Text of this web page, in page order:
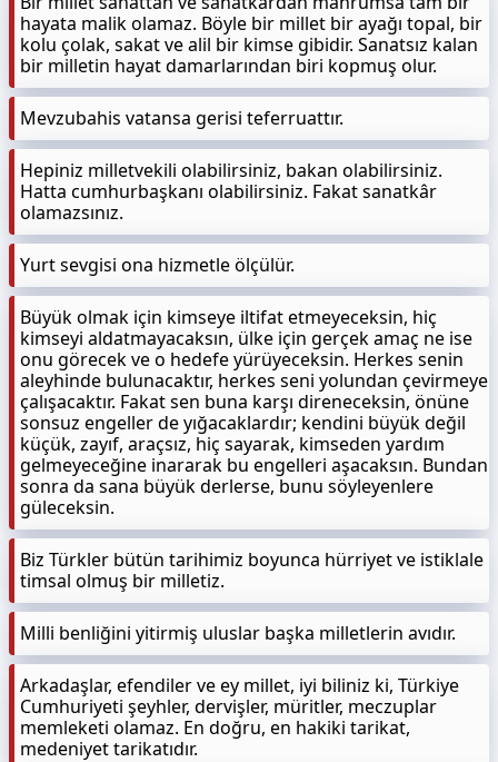
hayata malik olamaz. Böyle bir millet bir ayağı topal, bir
kolu çolak, sakat ve alil bir kimse gibidir. Sanatsız kalan
bir milletin hayat damarlarından biri kopmuş olur.
Mevzubahis vatansa gerisi teferruattır.
Hepiniz milletvekili olabilirsiniz, bakan olabilirsiniz.
Hatta cumhurbaşkanı olabilirsiniz. Fakat sanatkâr
olamazsınız.
Yurt sevgisi ona hizmetle ölçülür.
Büyük olmak için kimseye iltifat etmeyeceksin, hiç
kimseyi aldatmayacaksın, ülke için gerçek amaç ne ise
onu görecek ve o hedefe yürüyeceksin. Herkes senin
aleyhinde bulunacaktır, herkes seni yolundan çevirmeye
çalışacaktır. Fakat sen buna karşı direneceksin, önüne
sonsuz engeller de yığacaklardır; kendini büyük değil
küçük, zayıf, araçsız, hiç sayarak, kimseden yardım
gelmeyeceğine inararak bu engelleri aşacaksın. Bundan
sonra da sana büyük derlerse, bunu söyleyenlere
güleceksin.
Biz Türkler bütün tarihimiz boyunca hürriyet ve istiklale
timsal olmuş bir milletiz.
Milli benliğini yitirmiş uluslar başka milletlerin avıdır.
Arkadaşlar, efendiler ve ey millet, iyi biliniz ki, Türkiye
Cumhuriyeti şeyhler, dervişler, müritler, meczuplar
memleketi olamaz. En doğru, en hakiki tarikat,
medeniyet tarikatıdır.